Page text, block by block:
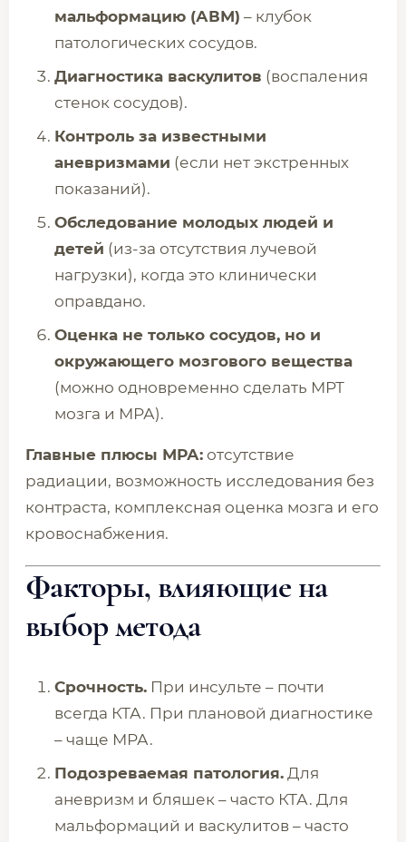
мальформацию (АВМ) – клубок
патологических сосудов.
Диагностика васкулитов (воспаления
стенок сосудов).
Контроль за известными
аневризмами (если нет экстренных
показаний).
Обследование молодых людей и
детей (из-за отсутствия лучевой
нагрузки), когда это клинически
оправдано.
Оценка не только сосудов, но и
окружающего мозгового вещества
(можно одновременно сделать МРТ
мозга и МРА).
Главные плюсы МРА: отсутствие
радиации, возможность исследования без
контраста, комплексная оценка мозга и его
кровоснабжения.
Факторы, влияющие на
выбор метода
Срочность. При инсульте – почти
всегда КТА. При плановой диагностике
– чаще МРА.
Подозреваемая патология. Для
аневризм и бляшек – часто КТА. Для
мальформаций и васкулитов – часто